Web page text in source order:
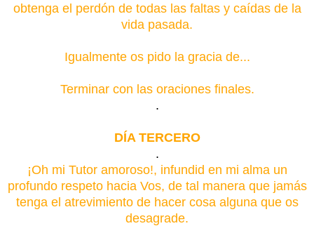
obtenga el perdón de todas las faltas y caídas de la
vida pasada.
Igualmente os pido la gracia de...
Terminar con las oraciones finales.
.
DÍA TERCERO
.
¡Oh mi Tutor amoroso!, infundid en mi alma un
profundo respeto hacia Vos, de tal manera que jamás
tenga el atrevimiento de hacer cosa alguna que os
desagrade.